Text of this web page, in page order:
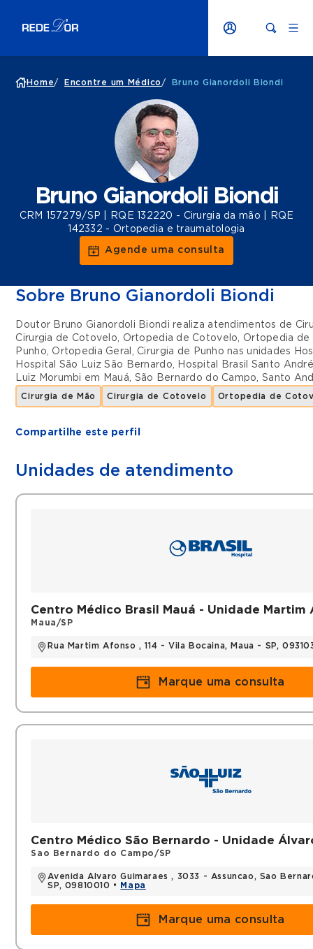
Home/ Encontre um Médico / Bruno Gianordoli Biondi
Bruno Gianordoli Biondi
CRM 157279/SP | RQE 132220 - Cirurgia da mão | RQE
142332 - Ortopedia e traumatologia
Agende uma consulta
Sobre Bruno Gianordoli Biondi
Doutor Bruno Gianordoli Biondi realiza atendimentos de
Cirurgia de Cotovelo, Ortopedia de Cotovelo, Ortopedia de
Punho, Ortopedia Geral , Cirurgia de Punho nas unidades
Hospital São Luiz São Bernardo, Hospital Brasil Santo André
Luiz Morumbi em Mauá, São Bernardo do Campo,Santo
Cirurgia de Mão Cirurgia de Cotovelo Ortopedia de
Compartilhe este perfil
Unidades de atendimento
Centro Médico Brasil Mauá - Unidade Martim
Maua/SP
Rua Martim Afonso , 114 - Vila Bocaina, Maua - SP,
Marque uma consulta
Centro Médico São Bernardo - Unidade
Sao Bernardo do Campo/SP
Avenida Alvaro Guimaraes , 3033 - Assuncao, Sao
SP, 09810010 •
Mapa
Marque uma consulta